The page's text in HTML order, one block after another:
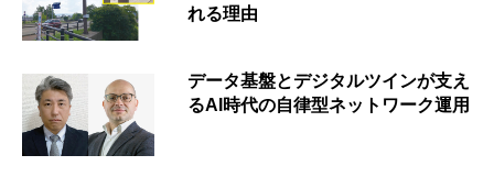
れる理由
データ基盤とデジタルツインが支え
るAI時代の自律型ネットワーク運用